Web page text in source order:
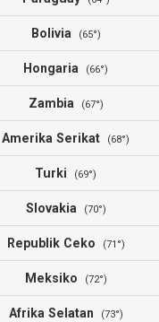
Bolivia (65°)
Hongaria (66°)
Zambia (67°)
Amerika Serikat (68°)
Turki (69°)
Slovakia (70°)
Republik Ceko (71°)
Meksiko (72°)
Afrika Selatan (73°)